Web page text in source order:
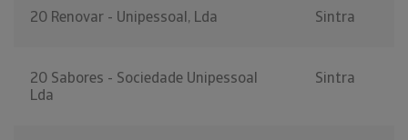
20 Renovar - Unipessoal, Lda Sintra
20 Sabores - Sociedade Unipessoal
Lda
Sintra